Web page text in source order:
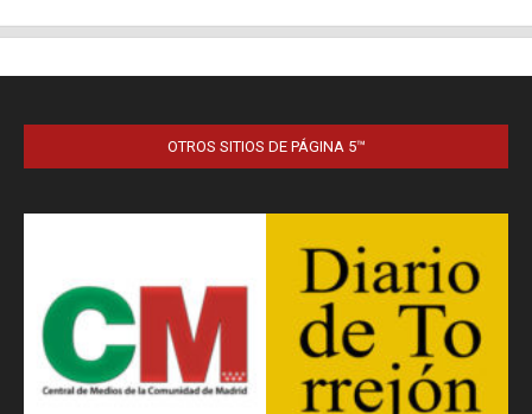
OTROS SITIOS DE PÁGINA 5™